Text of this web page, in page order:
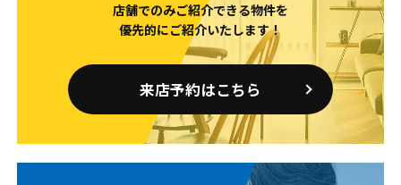
店舗でのみご紹介できる物件を
優先的にご紹介いたします！
来店予約はこちら